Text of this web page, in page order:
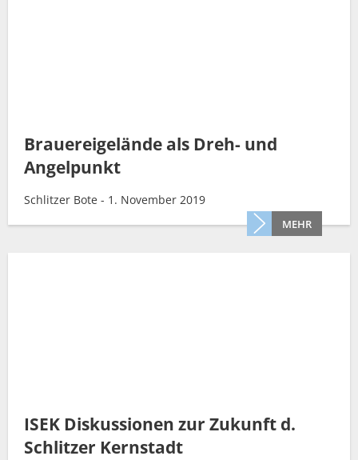
Brauereigelände als Dreh- und
Angelpunkt
Schlitzer Bote - 1. November 2019
MEHR
ISEK Diskussionen zur Zukunft d.
Schlitzer Kernstadt